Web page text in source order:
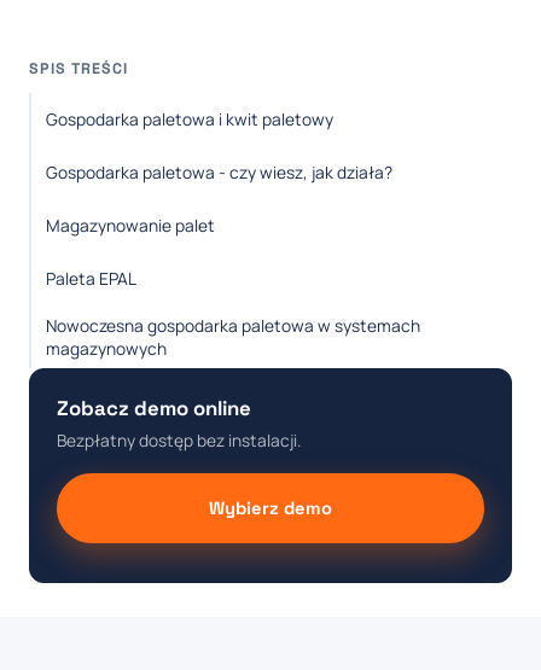
SPIS TREŚCI
Gospodarka paletowa i kwit paletowy
Gospodarka paletowa - czy wiesz, jak działa?
Magazynowanie palet
Paleta EPAL
Nowoczesna gospodarka paletowa w systemach
magazynowych
Zobacz demo online
Bezpłatny dostęp bez instalacji.
Wybierz demo